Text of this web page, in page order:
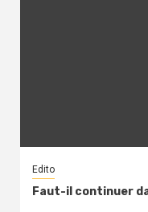
Edito
Faut-il continuer